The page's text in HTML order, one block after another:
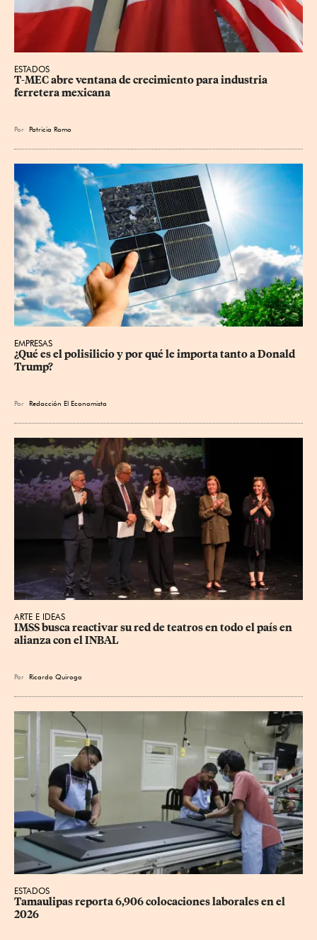
ESTADOS
T-MEC abre ventana de crecimiento para industria
ferretera mexicana
Por Patricia Romo
EMPRESAS
¿Qué es el polisilicio y por qué le importa tanto a Donald
Trump?
Por Redacción El Economista
ARTE E IDEAS
IMSS busca reactivar su red de teatros en todo el país en
alianza con el INBAL
Por Ricardo Quiroga
ESTADOS
Tamaulipas reporta 6,906 colocaciones laborales en el
2026